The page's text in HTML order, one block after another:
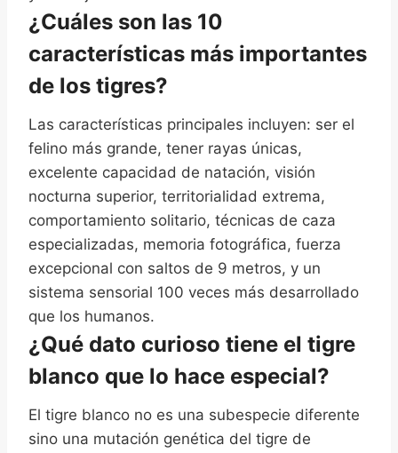
¿Cuáles son las 10
características más importantes
de los tigres?
Las características principales incluyen: ser el
felino más grande, tener rayas únicas,
excelente capacidad de natación, visión
nocturna superior, territorialidad extrema,
comportamiento solitario, técnicas de caza
especializadas, memoria fotográfica, fuerza
excepcional con saltos de 9 metros, y un
sistema sensorial 100 veces más desarrollado
que los humanos.
¿Qué dato curioso tiene el tigre
blanco que lo hace especial?
El tigre blanco no es una subespecie diferente
sino una mutación genética del tigre de